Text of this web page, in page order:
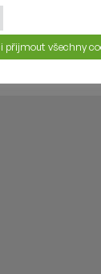
LIKE
přijmout všechny